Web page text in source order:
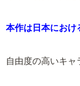
本作は日本におけ
自由度の高いキャ